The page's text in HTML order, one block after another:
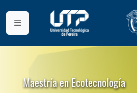
Maestría en Ecotecnología